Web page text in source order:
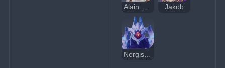
Alain Guillotin Jakob
Nergis Haçı